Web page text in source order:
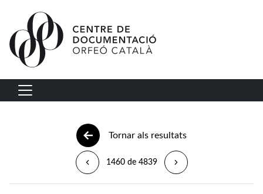
Vés al contingut
Navegació principal
Tornar als resultats
1460 de 4839